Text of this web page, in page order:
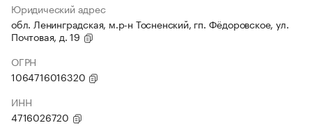
Юридический адрес
обл. Ленинградская, м.р-н Тосненский, гп. Фёдоровское, ул.
Почтовая, д. 19
ОГРН
1064716016320
ИНН
4716026720